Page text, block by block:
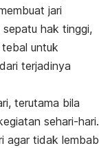
jari
hak tinggi,
untuk
terjadinya
terutama bila
sehari-hari.
agar tidak lembab